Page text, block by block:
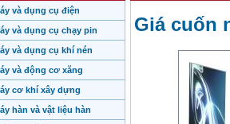
và dụng cụ điện
và dụng cụ chạy pin
và dụng cụ khí nén
và động cơ xăng
cơ khí xây dựng
hàn và vật liệu hàn
Giá cuốn